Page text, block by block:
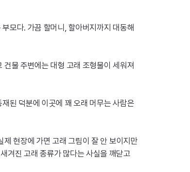
모다. 가끔 할머니, 할아버지까지 대동해
물 주변에는 대형 고래 조형물이 세워져
된 덕분에 이곳에 꽤 오래 머무는 사람은
현장에 가면 고래 그림이 잘 안 보이지만
겨진 고래 종류가 많다는 사실을 깨닫고